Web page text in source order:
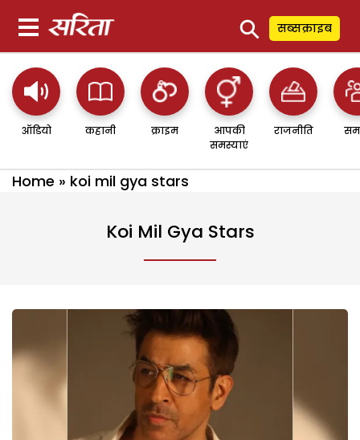
⚲ सब्सक्राइब
ऑडियो कहानी क्राइम
आपकी
समस्याएं
राजनीति
Home » koi mil gya stars
Koi Mil Gya Stars